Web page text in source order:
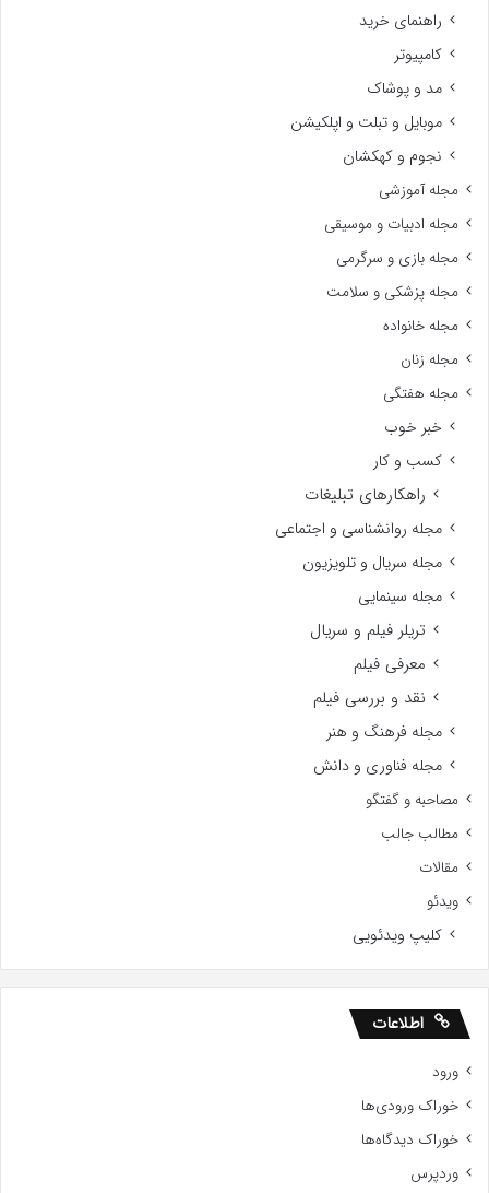
راهنمای خرید
کامپیوتر
مد و پوشاک
موبایل و تبلت و اپلکیشن
نجوم و کهکشان
مجله آموزشی
مجله ادبیات و موسیقی
مجله بازی و سرگرمی
مجله پزشکی و سلامت
مجله خانواده
مجله زنان
مجله هفتگی
خبر خوب
کسب و کار
راهکارهای تبلیغات
مجله روانشناسی و اجتماعی
مجله سریال و تلویزیون
مجله سینمایی
تریلر فیلم و سریال
معرفی فیلم
نقد و بررسی فیلم
مجله فرهنگ و هنر
مجله فناوری و دانش
مصاحبه و گفتگو
مطالب جالب
مقالات
ویدئو
کلیپ ویدئویی
اطلاعات
ورود
خوراک ورودی‌ها
خوراک دیدگاه‌ها
وردپرس